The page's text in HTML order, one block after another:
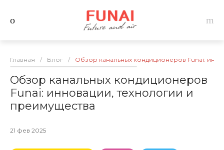
Главная / Блог / Обзор канальных кондиционеров Funai:
Обзор канальных кондиционеров
Funai: инновации, технологии и
преимущества
21 фев 2025